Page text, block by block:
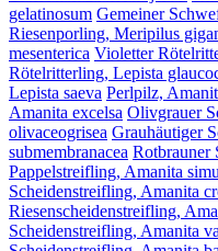
gelatinosum Gemeiner
Riesenporling, Meripilus
mesenterica Violetter
Rötelritterling, Lepista
Lepista saeva Perlpilz,
Amanita excelsa Olivgrauer
olivaceogrisea Grauhäutiger
submembranacea Rotbrauner
Pappelstreifling, Amanita
Scheidenstreifling, Amanita
Riesenscheidenstreifling,
Scheidenstreifling, Amanita